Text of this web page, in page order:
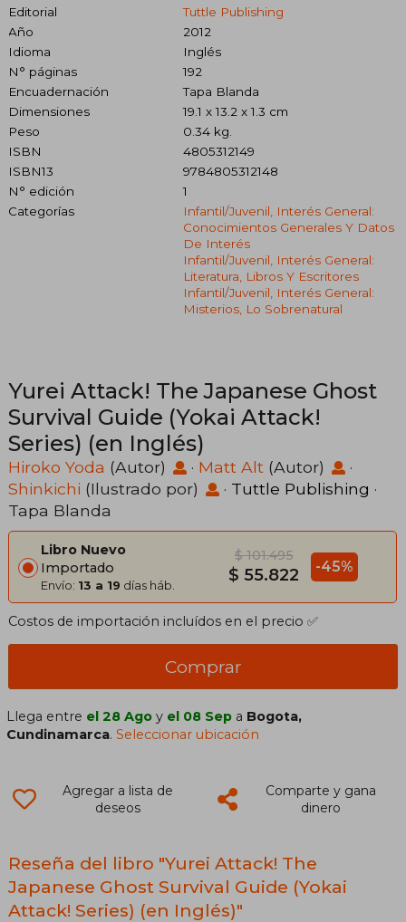
Editorial
Tuttle Publishing
Año
2012
Idioma
Inglés
N° páginas
192
Encuadernación
Tapa Blanda
Dimensiones
19.1 x 13.2 x 1.3 cm
Peso
0.34 kg.
ISBN
4805312149
ISBN13
9784805312148
N° edición
1
Categorías
Infantil/juvenil, Interés General:
Conocimientos Generales Y Datos
De Interés
Infantil/juvenil, Interés General:
Literatura, Libros Y Escritores
Infantil/juvenil, Interés General:
Misterios, Lo Sobrenatural
Yurei Attack! The Japanese Ghost
Survival Guide (Yokai Attack!
Series) (en Inglés)
Hiroko Yoda (Autor) · Matt Alt (Autor)
·
Shinkichi (Ilustrado por) · Tuttle Publishing ·
Tapa Blanda
Libro Nuevo
Importado
Envío: 13 a 19 días háb.
$ 101.495
$ 55.822 -45%
Costos de importación incluídos en el precio ✅
Comprar
Llega entre el 28 Ago y el 08 Sep a Bogota,
Cundinamarca.Seleccionar ubicación
Agregar a lista de
deseos
Comparte y gana
dinero
Reseña del libro "Yurei Attack! The
Japanese Ghost Survival Guide (Yokai
Attack! Series) (en Inglés)"